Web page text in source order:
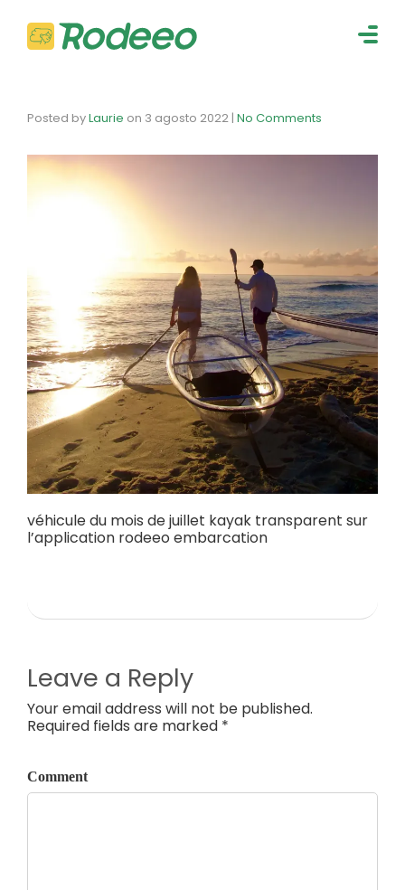
Posted byLaurie on 3 agosto 2022 | No Comments
véhicule du mois de juillet kayak transparent sur
l’application rodeeo embarcation
Leave a Reply
Your email address will not be published.
Required fields are marked *
Comment